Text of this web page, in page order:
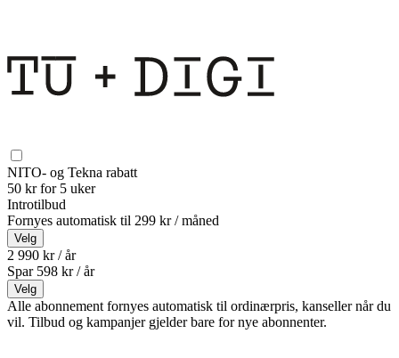
NITO- og Tekna rabatt
50 kr for 5 uker
Introtilbud
Fornyes automatisk til 299 kr / måned
Velg
2 990 kr / år
Spar 598 kr /år
Velg
Alle abonnement fornyes automatisk til ordinærpris, kanseller når du
vil. Tilbud og kampanjer gjelder bare for nye abonnenter.